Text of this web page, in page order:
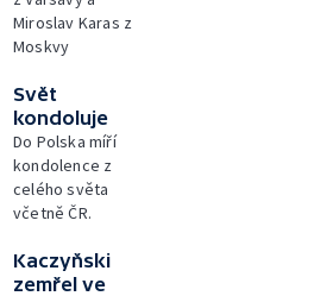
Miroslav Karas z
Moskvy
Svět
kondoluje
Do Polska míří
kondolence z
celého světa
včetně ČR.
Kaczyňski
zemřel ve